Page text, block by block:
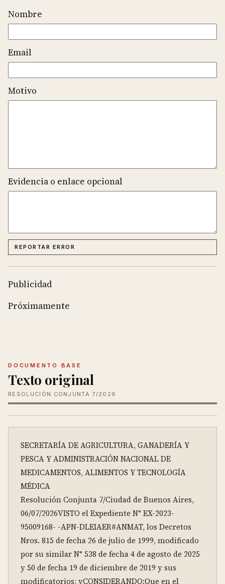
Nombre
Email
Motivo
Evidencia o enlace opcional
REPORTAR ERROR
Publicidad
Próximamente
DOCUMENTO BASE
Texto original
RESOLUCIÓN CONJUNTA 7/2026
SECRETARÍA DE AGRICULTURA, GANADERÍA Y
PESCA Y ADMINISTRACIÓN NACIONAL DE
MEDICAMENTOS, ALIMENTOS Y TECNOLOGÍA
MÉDICA
Resolución Conjunta 7/Ciudad de Buenos Aires,
06/07/2026VISTO el Expediente N° EX-2023-
95009168- -APN-DLEIAER#ANMAT, los Decretos
Nros. 815 de fecha 26 de julio de 1999, modificado
por su similar N° 538 de fecha 4 de agosto de 2025
y 50 de fecha 19 de diciembre de 2019 y sus
modificatorios; yCONSIDERANDO:Que en el